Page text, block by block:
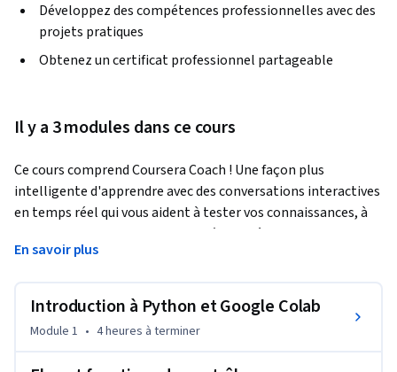
Développez des compétences professionnelles avec des
projets pratiques
Obtenez un certificat professionnel partageable
Il y a 3 modules dans ce cours
Ce cours comprend Coursera Coach ! Une façon plus
intelligente d'apprendre avec des conversations interactives
en temps réel qui vous aident à tester vos connaissances, à
remettre en question les hypothèses et à approfondir votre
compréhension à mesure que vous progressez dans le cours.
approche pratique, étape par étape, conçue pour les
débutants et ceux qui cherchent à affiner leurs compétences.
Ce cours commence par explorer les origines de Python et
En savoir plus
Introduction à Python et Google Colab
Module 1 • 4 heures à terminer